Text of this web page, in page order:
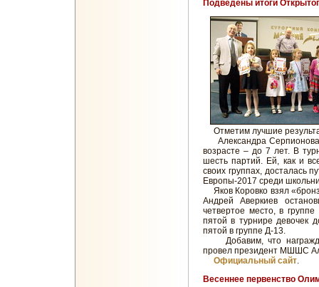
Подведены итоги
Отметим лучшие
Александра Серпионова
возрасте – до 7 лет. В
шесть партий. Ей, как и
своих группах, досталась
Европы-2017 среди
Яков Коровко взял
Андрей Аверкиев
четвертое место, в
пятой в турнире девочек
пятой в группе Д-13.
Добавим, что
провел президент МШШС
Официальный сайт.
Весеннее первенство